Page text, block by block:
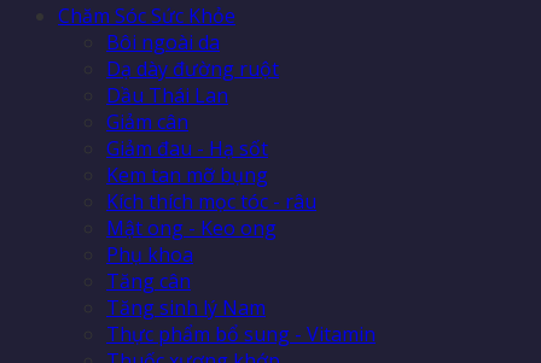
Chăm Sóc Sức Khỏe
Bôi ngoài da
Dạ dày đường ruột
Dầu Thái Lan
Giảm cân
Giảm đau - Hạ sốt
Kem tan mỡ bụng
Kích thích mọc tóc - râu
Mật ong - Keo ong
Phụ khoa
Tăng cân
Tăng sinh lý Nam
Thực phẩm bổ sung - Vitamin